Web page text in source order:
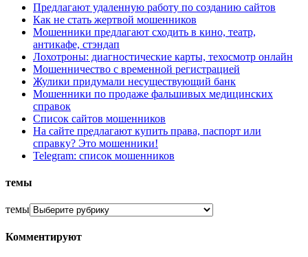
Предлагают удаленную работу по созданию сайтов
Как не стать жертвой мошенников
Мошенники предлагают сходить в кино, театр,
антикафе, стэндап
Лохотроны: диагностические карты, техосмотр онлайн
Мошенничество с временной регистрацией
Жулики придумали несуществующий банк
Мошенники по продаже фальшивых медицинских
справок
Список сайтов мошенников
На сайте предлагают купить права, паспорт или
справку? Это мошенники!
Telegram: список мошенников
темы
темы
Комментируют